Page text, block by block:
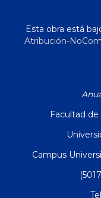
Esta obra está
Atribución-
Facultad
Campus